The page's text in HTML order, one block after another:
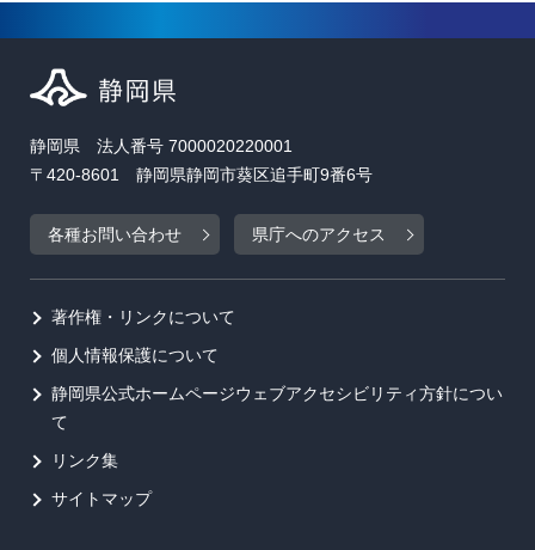
静岡県 法人番号 7000020220001
〒420-8601 静岡県静岡市葵区追手町9番6号
各種お問い合わせ 県庁へのアクセス
著作権・リンクについて
個人情報保護について
静岡県公式ホームページウェブアクセシビリティ方針につい
て
リンク集
サイトマップ